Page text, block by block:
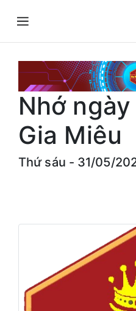
Nhớ
Gia Miêu
Thứ sáu - 31/05/